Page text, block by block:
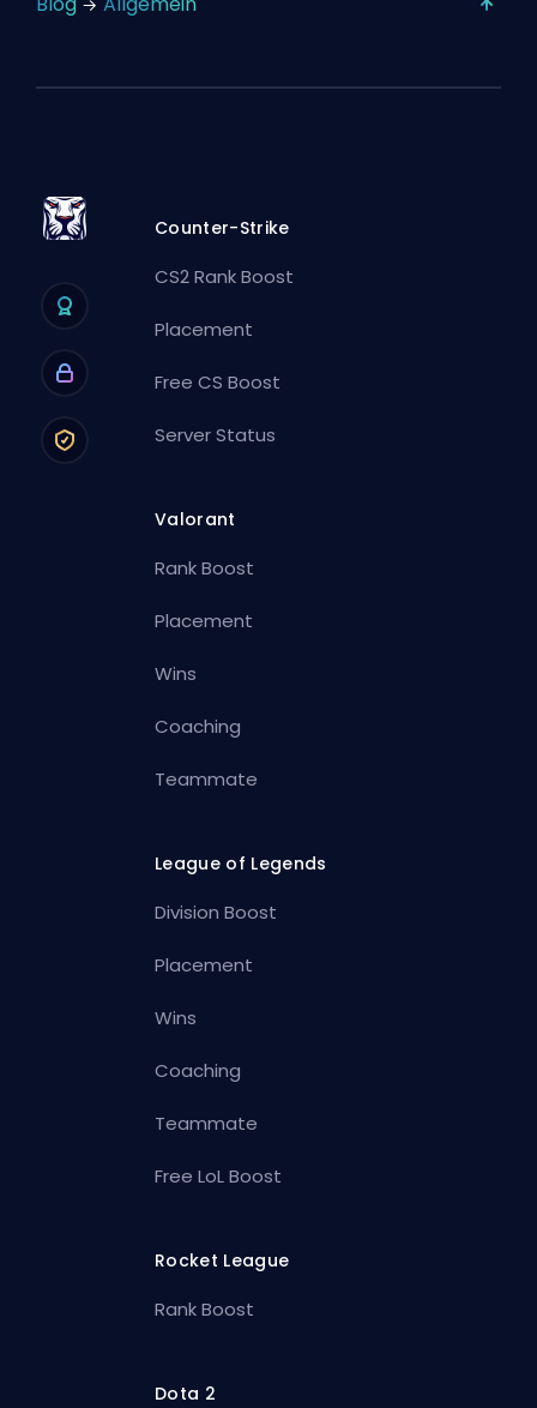
Counter-Strike
CS2 Rank Boost
Placement
Free CS Boost
Server Status
Valorant
Rank Boost
Placement
Wins
Coaching
Teammate
League of Legends
Division Boost
Placement
Wins
Coaching
Teammate
Free LoL Boost
Rocket League
Rank Boost
Dota 2